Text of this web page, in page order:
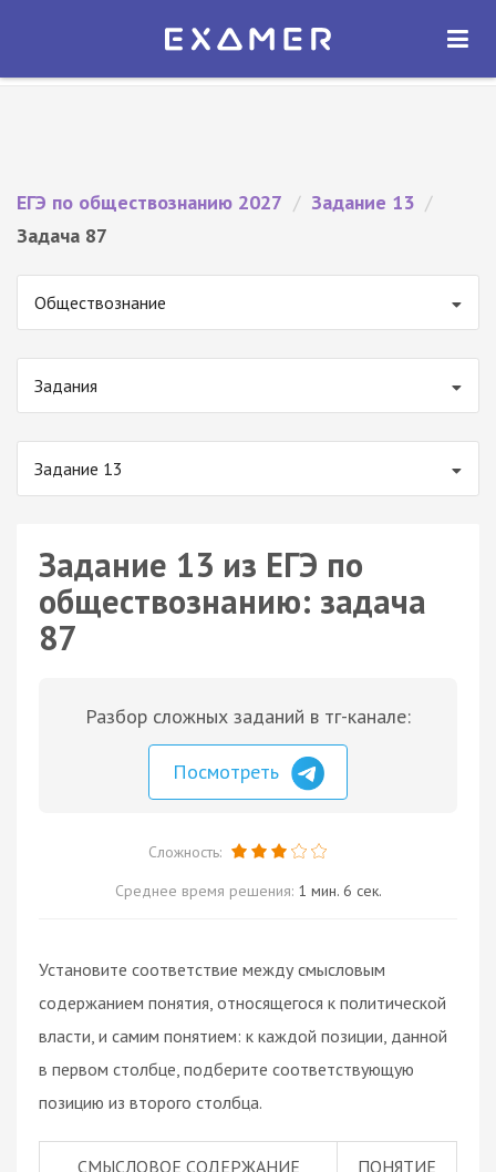
Экзамер — ЕГЭ 2027
ОТКРЫТЬ
ЕГЭ по обществознанию 2027 / Задание 13 /
Задача 87
Обществознание
Задания
Задание 13
Задание 13 из ЕГЭ по
обществознанию: задача
87
Разбор сложных заданий в тг-канале:
Посмотреть
Сложность:
Среднее время решения: 1 мин. 6 сек.
Установите соответствие между смысловым
содержанием понятия, относящегося к политической
власти, и самим понятием: к каждой позиции, данной
в первом столбце, подберите соответствующую
позицию из второго столбца.
СМЫСЛОВОЕ СОДЕРЖАНИЕ ПОНЯТИЕ